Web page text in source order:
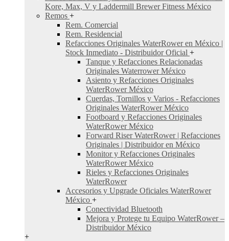
Kore, Max, V y Laddermill Brewer Fitness México
Remos +
Rem. Comercial
Rem. Residencial
Refacciones Originales WaterRower en México |
Stock Inmediato - Distribuidor Oficial +
Tanque y Refacciones Relacionadas
Originales Waterrower México
Asiento y Refacciones Originales
WaterRower México
Cuerdas, Tornillos y Varios - Refacciones
Originales WaterRower México
Footboard y Refacciones Originales
WaterRower México
Forward Riser WaterRower | Refacciones
Originales | Distribuidor en México
Monitor y Refacciones Originales
WaterRower México
Rieles y Refacciones Originales
WaterRower
Accesorios y Upgrade Oficiales WaterRower
México +
Conectividad Bluetooth
Mejora y Protege tu Equipo WaterRower –
Distribuidor México
+